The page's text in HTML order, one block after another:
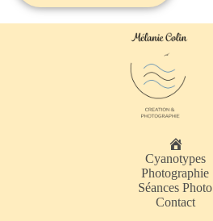
A
c
c
u
e
Cyanotypes
Photographie
Séances Photo
Contact